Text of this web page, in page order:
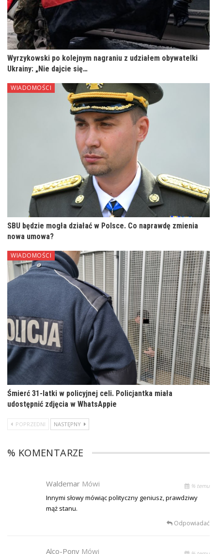
Wyrzykowski po kolejnym nagraniu z udziałem obywatelki
Ukrainy: „Nie dajcie się…
WIADOMOŚCI
SBU będzie mogła działać w Polsce. Co naprawdę zmienia
nowa umowa?
WIADOMOŚCI
Śmierć 31-latki w policyjnej celi. Policjantka miała
udostępnić zdjęcia w WhatsAppie
POPRZEDNI NASTĘPNY
% KOMENTARZE
Waldemar Mówi % temu
Innymi słowy mówiąc polityczny geniusz, prawdziwy
mąż stanu.
Odpowiadać
Alco-Pony Mówi